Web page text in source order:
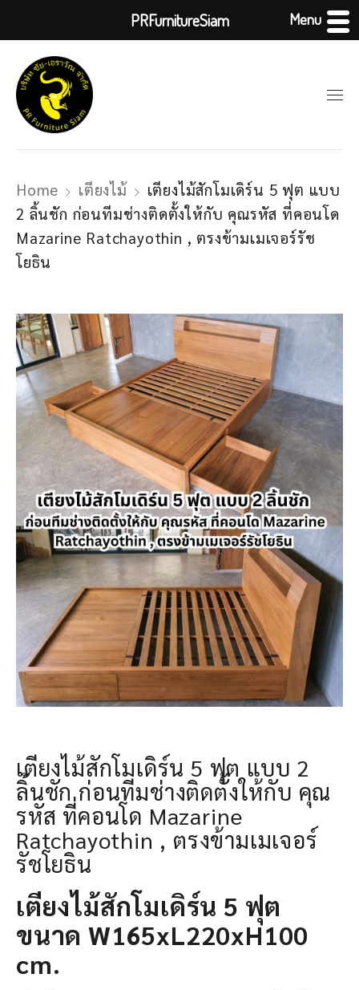
Home เตียงไม้
เตียงไม้สักโมเดิร์น 5 ฟุต แบบ
2 ลิ้นชัก ก่อนทีมช่างติดตั้งให้กับ คุณรหัส ที่คอนโด
Mazarine Ratchayothin , ตรงข้ามเมเจอร์รัช
โยธิน
เตียงไม้สักโมเดิร์น 5 ฟุต แบบ 2
ลิ้นชัก ก่อนทีมช่างติดตั้งให้กับ คุณ
รหัส ที่คอนโด Mazarine
Ratchayothin , ตรงข้ามเมเจอร์
รัชโยธิน
เตียงไม้สักโมเดิร์น 5 ฟุต
ขนาด W165xL220xH100
cm.
PRFurnitureSiam Menu